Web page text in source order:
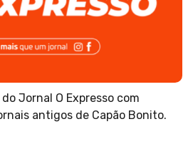
do Jornal O Expresso com
antigos de Capão Bonito.